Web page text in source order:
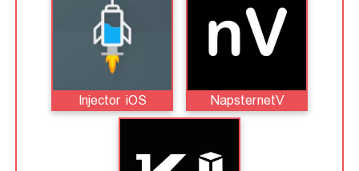
NapsternetV
Injector iOS